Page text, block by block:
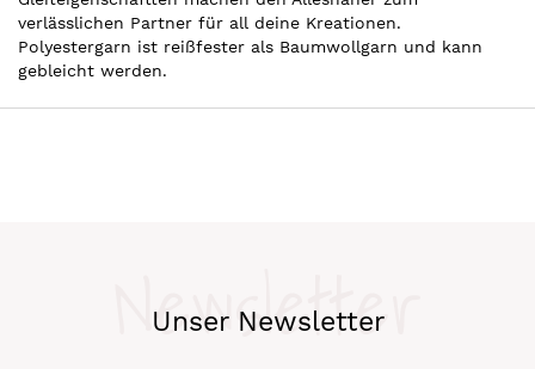
verlässlichen Partner für all deine Kreationen.
Polyestergarn ist reißfester als Baumwollgarn und kann
gebleicht werden.
Unser Newsletter
Newsletter